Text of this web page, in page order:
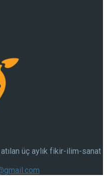
atılan üç aylık fikir-ilim-sanat